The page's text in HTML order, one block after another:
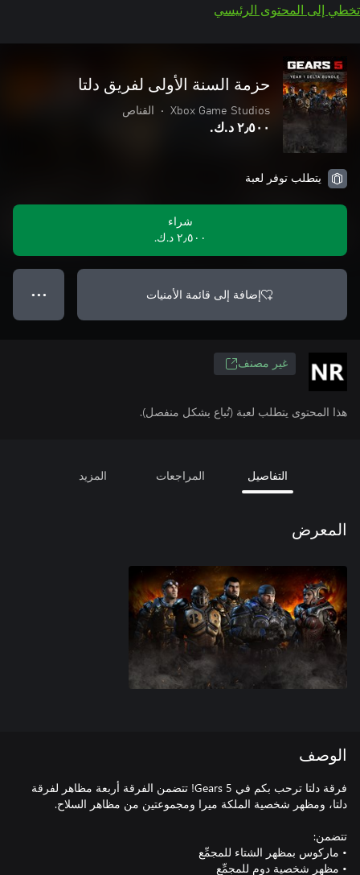
تخطي إلى المحتوى الرئيسي
حزمة السنة الأولى لفريق دلتا
Xbox Game Studios
• القناص
٢٫٥٠٠ د.ك.‏
يتطلب توفر لعبة
شراء
٢٫٥٠٠ د.ك.‏
إضافة إلى قائمة الأمنيات ● ● ●
غير مصنف
هذا المحتوى يتطلب لعبة (تُباع بشكل منفصل).
التفاصيل المراجعات المزيد
المعرض
الوصف
فرقة دلتا ترحب بكم في Gears 5! تتضمن الفرقة أربعة مظاهر لفرقة